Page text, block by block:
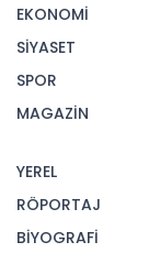
EKONOMİ
SİYASET
SPOR
MAGAZİN
YEREL
RÖPORTAJ
BİYOGRAFİ